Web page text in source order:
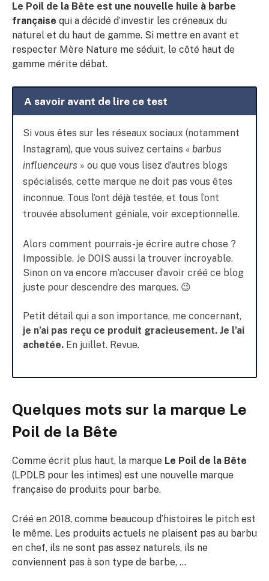
Le Poil de la Bête est une nouvelle huile à barbe
française qui a décidé d’investir les créneaux du
naturel et du haut de gamme. Si mettre en avant et
respecter Mère Nature me séduit, le côté haut de
gamme mérite débat.
A savoir avant de lire ce test
Si vous êtes sur les réseaux sociaux (notamment
Instagram), que vous suivez certains « barbus
influenceurs » ou que vous lisez d’autres blogs
spécialisés, cette marque ne doit pas vous êtes
inconnue. Tous l’ont déjà testée, et tous l’ont
trouvée absolument géniale, voir exceptionnelle.
Alors comment pourrais-je écrire autre chose ?
Impossible. Je DOIS aussi la trouver incroyable.
Sinon on va encore m’accuser d’avoir créé ce blog
juste pour descendre des marques. 😉
Petit détail qui a son importance, me concernant,
je n’ai pas reçu ce produit gracieusement. Je l’ai
achetée.En juillet. Revue.
Quelques mots sur la marque Le
Poil de la Bête
Comme écrit plus haut, la marque Le Poil de la Bête
(LPDLB pour les intimes) est une nouvelle marque
française de produits pour barbe.
Créé en 2018, comme beaucoup d’histoires le pitch est
le même. Les produits actuels ne plaisent pas au barbu
en chef, ils ne sont pas assez naturels, ils ne
conviennent pas à son type de barbe, …